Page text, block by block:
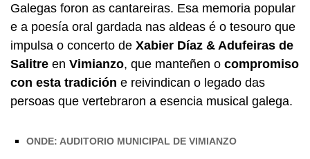
Galegas foron as cantareiras. Esa memoria popular
e a poesía oral gardada nas aldeas é o tesouro que
impulsa o concerto de Xabier Díaz & Adufeiras de
Salitre en Vimianzo, que manteñen o compromiso
con esta tradición e reivindican o legado das
persoas que vertebraron a esencia musical galega.
ONDE: AUDITORIO MUNICIPAL DE VIMIANZO